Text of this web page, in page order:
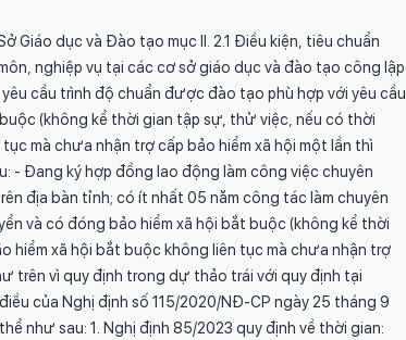
Giáo dục và Đào tạo mục II. 2.1 Điều kiện, tiêu chuẩn
nghiệp vụ tại các cơ sở giáo dục và đào tạo công lập
cầu trình độ chuẩn được đào tạo phù hợp với yêu cầu
(không kể thời gian tập sự, thử việc, nếu có thời
mà chưa nhận trợ cấp bảo hiểm xã hội một lần thì
- Đang ký hợp đồng lao động làm công việc chuyên
địa bàn tỉnh; có ít nhất 05 năm công tác làm chuyên
và có đóng bảo hiểm xã hội bắt buộc (không kể thời
xã hội bắt buộc không liên tục mà chưa nhận trợ
trên vì quy định trong dự thảo trái với quy định tại
của Nghị định số 115/2020/NĐ-CP ngày 25 tháng 9
như sau: 1. Nghị định 85/2023 quy định về thời gian: